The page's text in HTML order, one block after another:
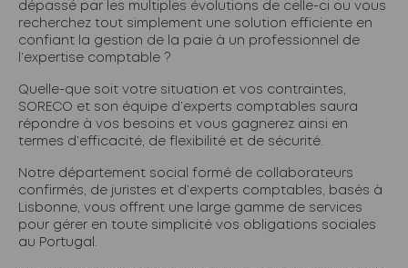
dépassé par les multiples évolutions de celle-ci ou vous
recherchez tout simplement une solution efficiente en
confiant la gestion de la paie à un professionnel de
l’expertise comptable ?
Quelle-que soit votre situation et vos contraintes,
SORECO et son équipe d’experts comptables saura
répondre à vos besoins et vous gagnerez ainsi en
termes d’efficacité, de flexibilité et de sécurité.
Notre département social formé de collaborateurs
confirmés, de juristes et d’experts comptables, basés à
Lisbonne, vous offrent une large gamme de services
pour gérer en toute simplicité vos obligations sociales
au Portugal.